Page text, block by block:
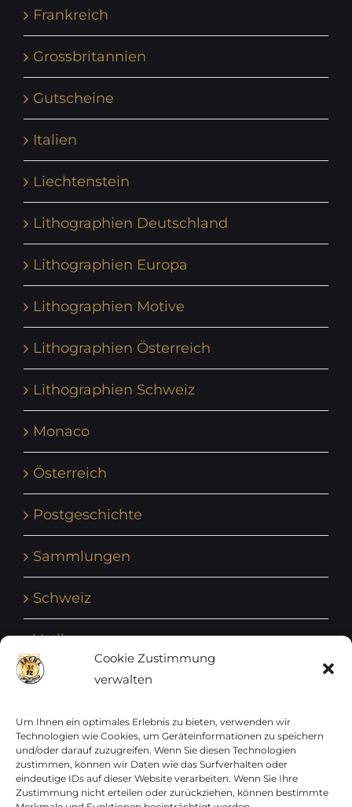
Cookie Zustimmung
verwalten
Um Ihnen ein optimales Erlebnis zu bieten, verwenden wir
Technologien wie Cookies, um Geräteinformationen zu speichern
und/oder darauf zuzugreifen. Wenn Sie diesen Technologien
zustimmen, können wir Daten wie das Surfverhalten oder
eindeutige IDs auf dieser Website verarbeiten. Wenn Sie Ihre
Zustimmung nicht erteilen oder zurückziehen, können bestimmte
Frankreich
Grossbritannien
Gutscheine
Italien
Liechtenstein
Lithographien Deutschland
Lithographien Europa
Lithographien Motive
Lithographien Österreich
Lithographien Schweiz
Monaco
Österreich
Postgeschichte
Sammlungen
Schweiz
Vatikan
Vereinte Nationen
Vorphilatelie
Zensurbelege Österreich